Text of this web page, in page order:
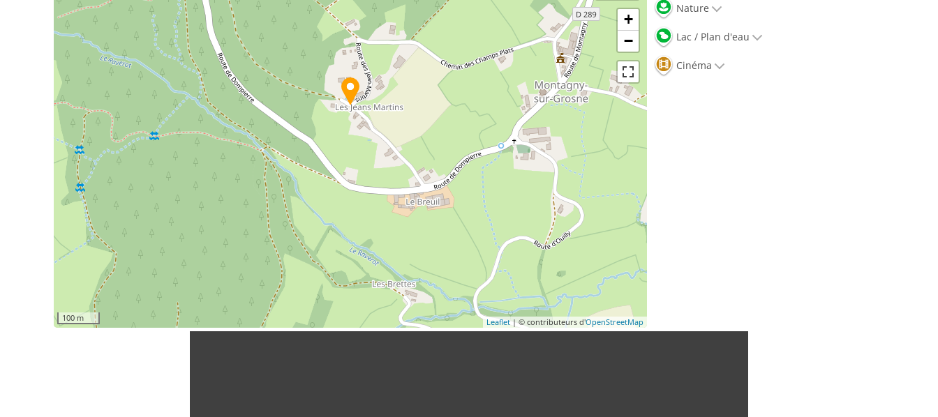
+
−
100 m Leaflet| © contributeurs d'OpenStreetMap
Nature
Lac / Plan d'eau
Cinéma